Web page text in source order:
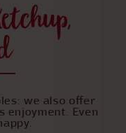
we also offer
enjoyment. Even